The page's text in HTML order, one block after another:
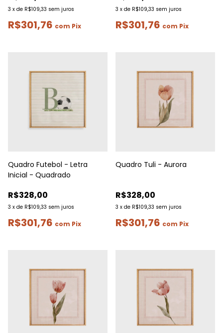
3 x de R$109,33 sem juros
R$301,76 com Pix
3 x de R$109,33 sem juros
R$301,76 com Pix
Quadro Futebol - Letra
Inicial - Quadrado
R$328,00
3 x de R$109,33 sem juros
R$301,76 com Pix
Quadro Tuli - Aurora
R$328,00
3 x de R$109,33 sem juros
R$301,76 com Pix